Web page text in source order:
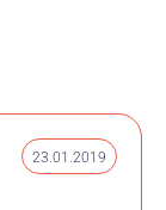
23.01.2019